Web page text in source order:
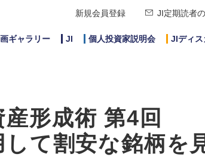
新規会員登録 JI定期読者
ギャラリー JI 個人投資家説明会 JIディス
形成術 第4回
して割安な銘柄を